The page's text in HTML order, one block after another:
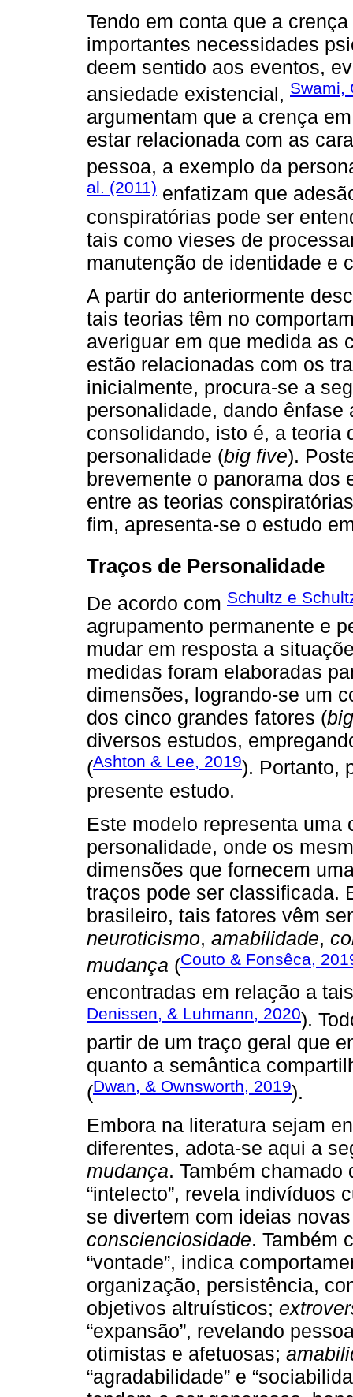
Tendo em conta que a
importantes necessidades
deem sentido aos eventos,
ansiedade existencial, Swami,
argumentam que a crença
estar relacionada com as
pessoa, a exemplo da
al. (2011) enfatizam que
conspiratórias pode ser
tais como vieses de
manutenção de identidade e
A partir do anteriormente
tais teorias têm no
averiguar em que medida as
estão relacionadas com os
inicialmente, procura-se a
personalidade, dando
consolidando, isto é, a teoria
personalidade (big five).
brevemente o panorama dos
entre as teorias
fim, apresenta-se o estudo
Traços de Personalidade
De acordo com Schultz e
agrupamento permanente e
mudar em resposta a
medidas foram elaboradas
dimensões, logrando-se um
dos cinco grandes fatores (
diversos estudos,
(Ashton & Lee, 2019). Portanto,
presente estudo.
Este modelo representa
personalidade, onde os
dimensões que fornecem
traços pode ser classificada.
brasileiro, tais fatores vêm
neuroticismo, amabilidade,
mudança (Couto & Fonsêca,
encontradas em relação a
Denissen, & Luhmann, 2020).
partir de um traço geral que
quanto a semântica
(Dwan, & Ownsworth, 2019).
Embora na literatura sejam
diferentes, adota-se aqui a
mudança. Também chamado
“intelecto”, revela indivíduos
se divertem com ideias
conscienciosidade. Também
“vontade”, indica
organização, persistência,
objetivos altruísticos;
“expansão”, revelando
otimistas e afetuosas;
“agradabilidade” e